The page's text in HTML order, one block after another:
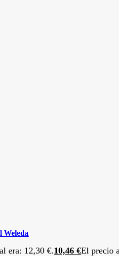
Weleda
era: 12,30 €.10,46 €El precio